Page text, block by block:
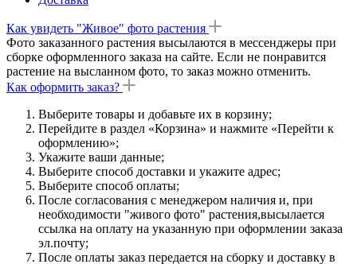
Как увидеть "Живое" фото растения
Фото заказанного растения высылаются в мессенджеры при
сборке оформленного заказа на сайте. Если не понравится
растение на высланном фото, то заказ можно отменить.
Как оформить заказ?
Выберите товары и добавьте их в корзину;
Перейдите в раздел «Корзина» и нажмите «Перейти к
оформлению»;
Укажите ваши данные;
Выберите способ доставки и укажите адрес;
Выберите способ оплаты;
После согласования с менеджером наличия и, при
необходимости "живого фото" растения,высылается
ссылка на оплату на указанную при оформлении заказа
эл.почту;
После оплаты заказ передается на сборку и доставку в